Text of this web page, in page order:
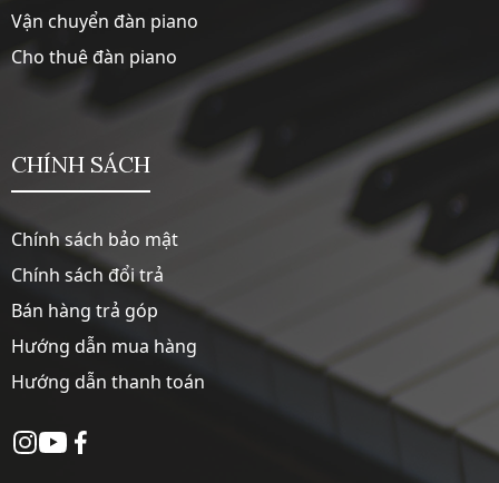
Vận chuyển đàn piano
Cho thuê đàn piano
CHÍNH SÁCH
Chính sách bảo mật
Chính sách đổi trả
Bán hàng trả góp
Hướng dẫn mua hàng
Hướng dẫn thanh toán